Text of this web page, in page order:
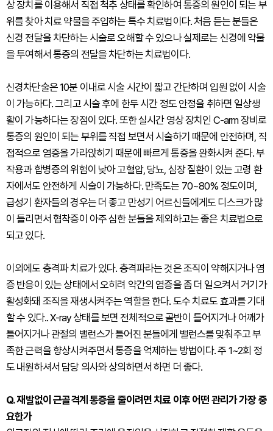
상 장치를 이용해서 직접 척추 상태를 확인하여 통증의 원인이 되는 부
위를 찾아 치료 약물을 주입하는 특수 치료법이다. 처음 듣는 분들은
신경 전달을 차단하는 시술로 오해할 수 있으나 실제로는 신경에 약물
을 투여해서 통증의 전달을 차단하는 치료법이다.
신경차단술은 10분 이내로 시술 시간이 짧고 간단하며 입원 없이 시술
이 가능하다. 그리고 시술 후에 한두 시간 정도 안정을 취하면 일상생
활이 가능하다는 장점이 있다. 또한 실시간 영상 장치인 C-arm 장비로
통증의 원인이 되는 부위를 직접 보면서 시술하기 때문에 안전하며, 직
접적으로 염증을 가라앉히기 때문에 빠르게 통증을 완화시켜 준다. 부
작용과 합병증의 위험이 낮아 고혈압, 당뇨, 심장 질환이 있는 고령 환
자에서도 안전하게 시술이 가능하다. 만족도는 70~80% 정도이며,
급성기 환자들의 경우는 더 좋고 만성기 어르신들에게도 디스크가 많
이 틀리면서 협착증이 아주 심한 분들을 제외하고는 좋은 치료법으로
되고 있다.
이외에도 충격파 치료가 있다. 충격파라는 것은 조직이 약해지거나 염
증 반응이 있는 상태에서 오히려 약간의 염증을 좀 더 일으켜서 거기가
활성화돼 조직을 재생시켜주는 역할을 한다. 도수 치료도 효과를 기대
할 수 있다.. X-ray 상태를 보면 전체적으로 골반이 틀어지거나 어깨가
틀어지거나 관절의 밸런스가 틀어진 분들에게 밸런스를 맞춰주고 부
족한 근력을 향상시켜주면서 통증을 억제하는 방법이다. 주 1~2회 정
도 내원하셔서 담당 의사와 상의하면서 하면 더 좋다.
Q. 재발없이 근골격계 통증을 줄이려면 치료 이후 어떤 관리가 가장 중
요한가